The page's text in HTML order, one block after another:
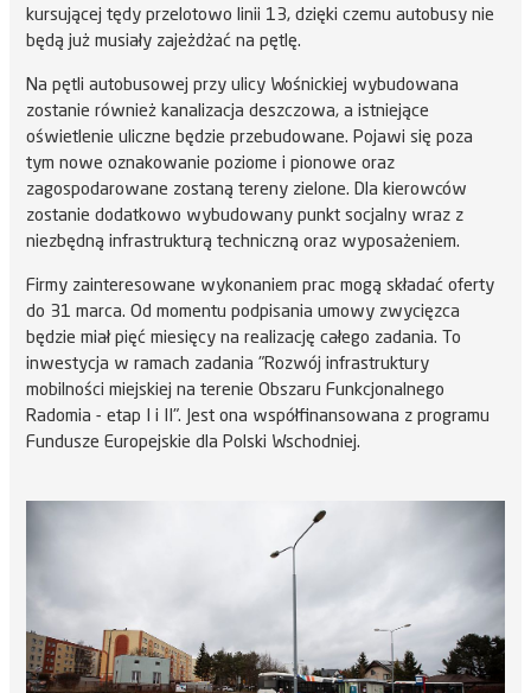
kursującej tędy przelotowo linii 13, dzięki czemu autobusy nie
będą już musiały zajeżdżać na pętlę.
Na pętli autobusowej przy ulicy Wośnickiej wybudowana
zostanie również kanalizacja deszczowa, a istniejące
oświetlenie uliczne będzie przebudowane. Pojawi się poza
tym nowe oznakowanie poziome i pionowe oraz
zagospodarowane zostaną tereny zielone. Dla kierowców
zostanie dodatkowo wybudowany punkt socjalny wraz z
niezbędną infrastrukturą techniczną oraz wyposażeniem.
Firmy zainteresowane wykonaniem prac mogą składać oferty
do 31 marca. Od momentu podpisania umowy zwycięzca
będzie miał pięć miesięcy na realizację całego zadania. To
inwestycja w ramach zadania "Rozwój infrastruktury
mobilności miejskiej na terenie Obszaru Funkcjonalnego
Radomia - etap I i II". Jest ona współfinansowana z programu
Fundusze Europejskie dla Polski Wschodniej.